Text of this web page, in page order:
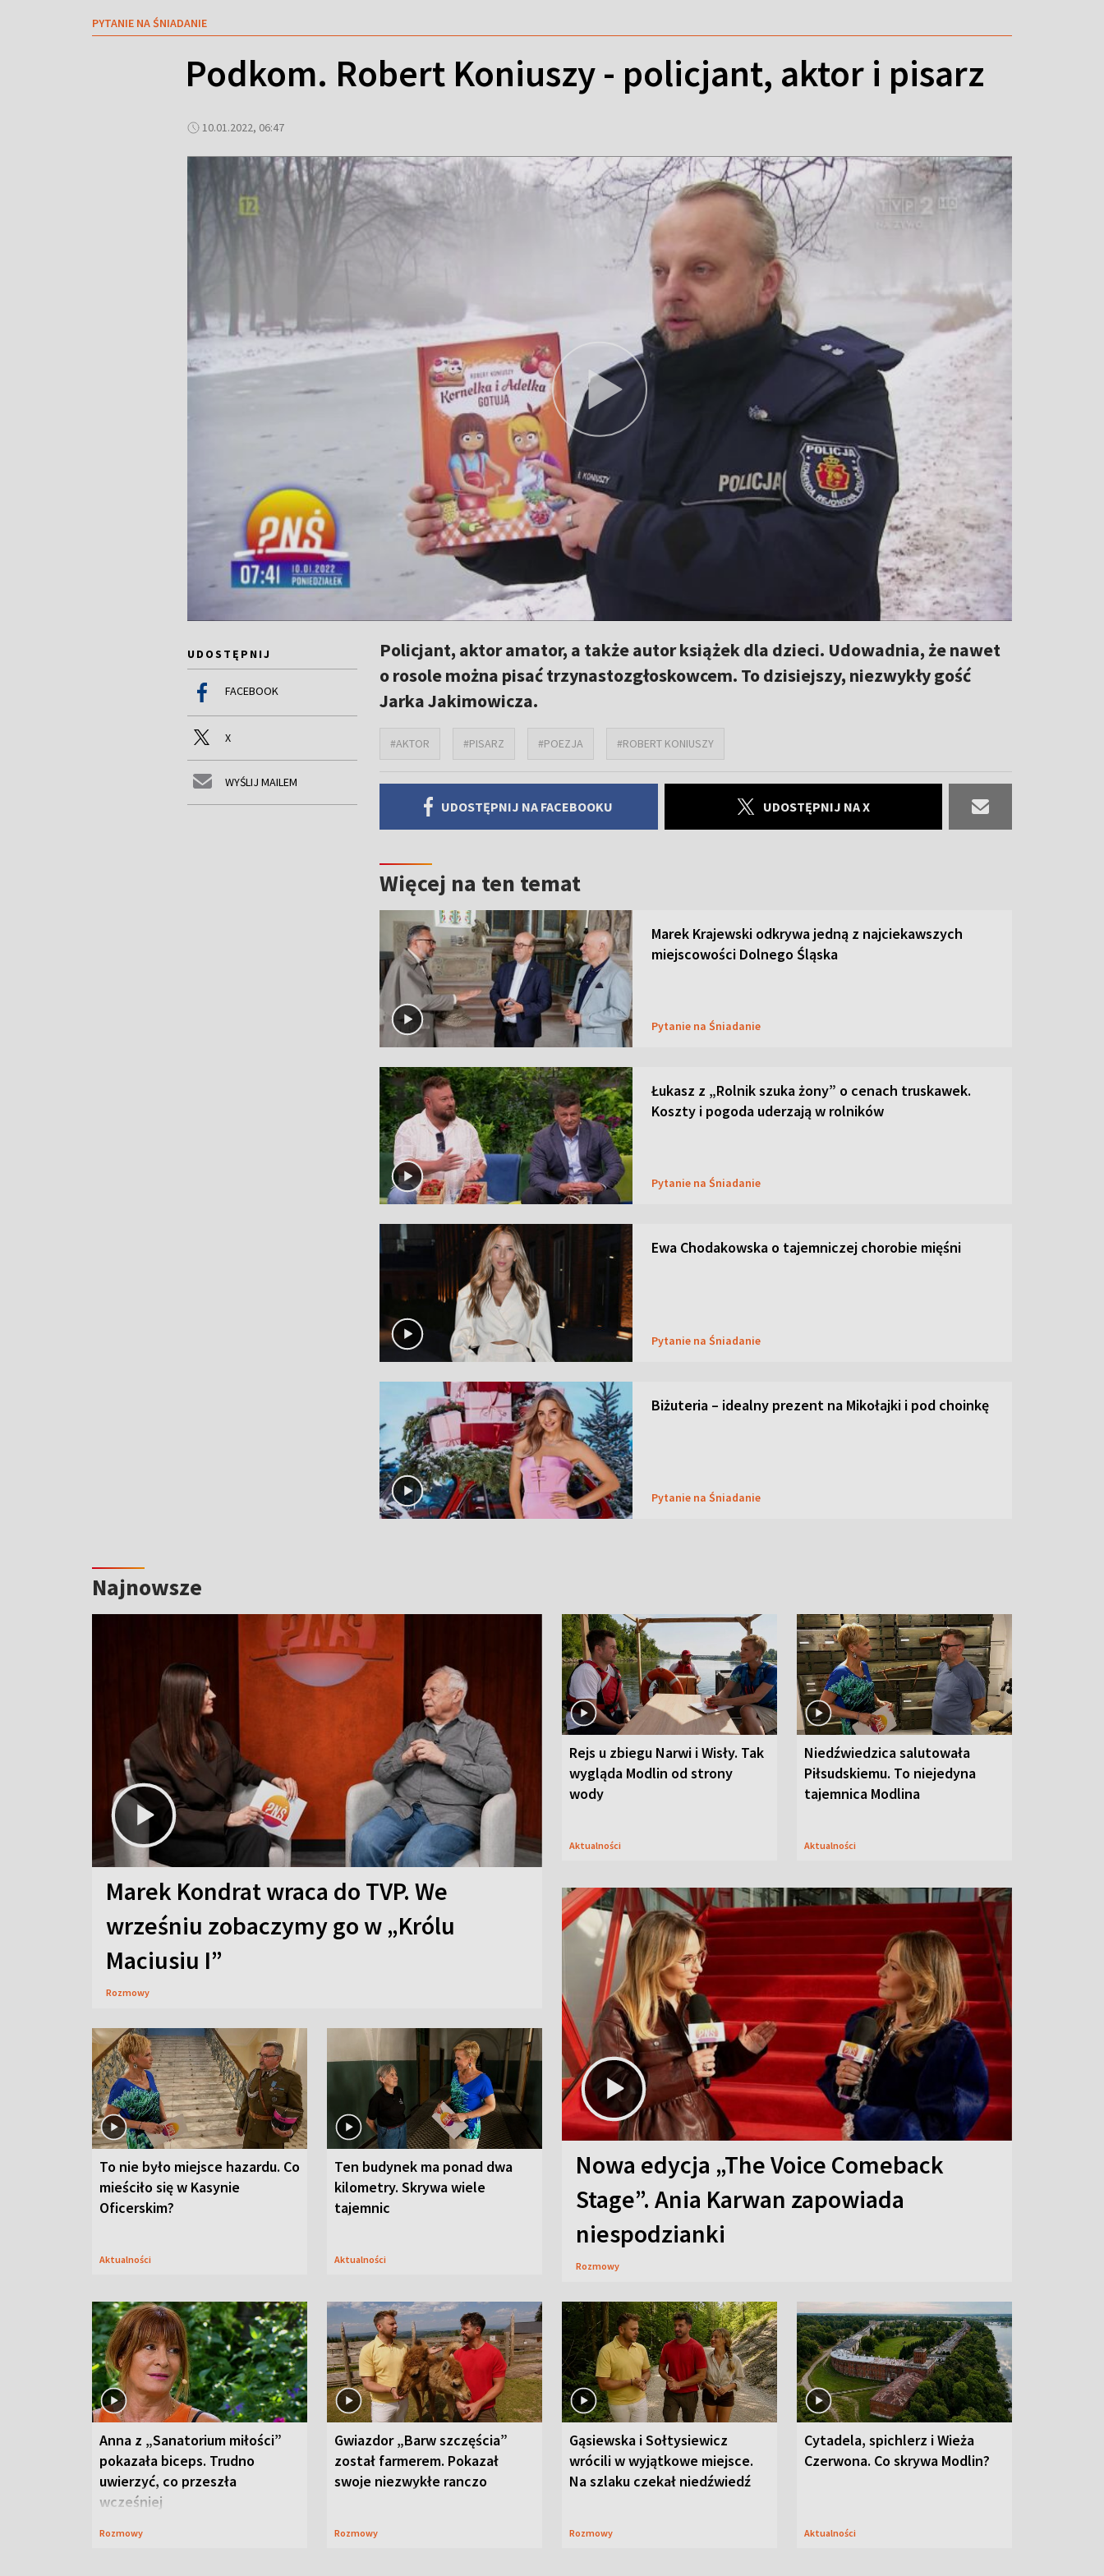
PYTANIE NA ŚNIADANIE
Podkom. Robert Koniuszy - policjant, aktor i pisarz
10.01.2022, 06:47
UDOSTĘPNIJ
FACEBOOK
X
WYŚLIJ MAILEM
Policjant, aktor amator, a także autor książek dla dzieci. Udowadnia, że nawet
o rosole można pisać trzynastozgłoskowcem. To dzisiejszy, niezwykły gość
Jarka Jakimowicza.
#AKTOR #PISARZ #POEZJA #ROBERT KONIUSZY
UDOSTĘPNIJ NA FACEBOOKU UDOSTĘPNIJ NA X
Więcej na ten temat
Marek Krajewski odkrywa jedną z najciekawszych
miejscowości Dolnego Śląska
Pytanie na Śniadanie
Łukasz z „Rolnik szuka żony” o cenach truskawek.
Koszty i pogoda uderzają w rolników
Pytanie na Śniadanie
Ewa Chodakowska o tajemniczej chorobie mięśni
Pytanie na Śniadanie
Biżuteria – idealny prezent na Mikołajki i pod choinkę
Pytanie na Śniadanie
Najnowsze
Marek Kondrat wraca do TVP. We
wrześniu zobaczymy go w „Królu
Maciusiu I”
Rozmowy
Rejs u zbiegu Narwi i Wisły. Tak
wygląda Modlin od strony
wody
Aktualności
Niedźwiedzica salutowała
Piłsudskiemu. To niejedyna
tajemnica Modlina
Aktualności
To nie było miejsce hazardu. Co
mieściło się w Kasynie
Oficerskim?
Aktualności
Ten budynek ma ponad dwa
kilometry. Skrywa wiele
tajemnic
Aktualności
Nowa edycja „The Voice Comeback
Stage”. Ania Karwan zapowiada
niespodzianki
Rozmowy
Anna z „Sanatorium miłości”
pokazała biceps. Trudno
uwierzyć, co przeszła
wcześniej
Rozmowy
Gwiazdor „Barw szczęścia”
został farmerem. Pokazał
swoje niezwykłe ranczo
Rozmowy
Gąsiewska i Sołtysiewicz
wrócili w wyjątkowe miejsce.
Na szlaku czekał niedźwiedź
Rozmowy
Cytadela, spichlerz i Wieża
Czerwona. Co skrywa Modlin?
Aktualności